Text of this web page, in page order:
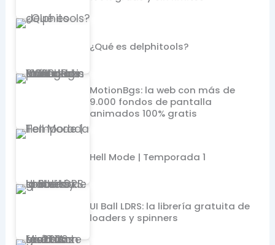
¿Qué es delphitools?
MotionBgs: la web con más de
9.000 fondos de pantalla
animados 100% gratis
Hell Mode | Temporada 1
UI Ball LDRS: la librería gratuita de
loaders y spinners